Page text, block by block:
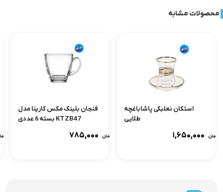
محصولات مشابه
استکان نعلبکی پاشاباغچه
طلایی
۱,۶۵۰,۰۰۰ تومان
فنجان بلینک مکس کارینا مدل
KTZB47 بسته 6 عددی
۷۸۵,۰۰۰ تومان